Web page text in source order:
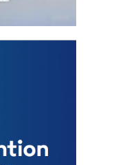
0 Votes